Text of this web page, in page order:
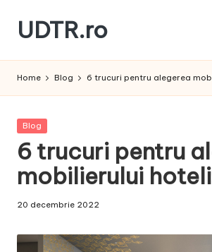
Skip
content
UDTR.ro
te
Home Blog 6 trucuri pentru alegerea
Posted
Blog
6 trucuri pentru
mobilierului
20 decembrie 2022